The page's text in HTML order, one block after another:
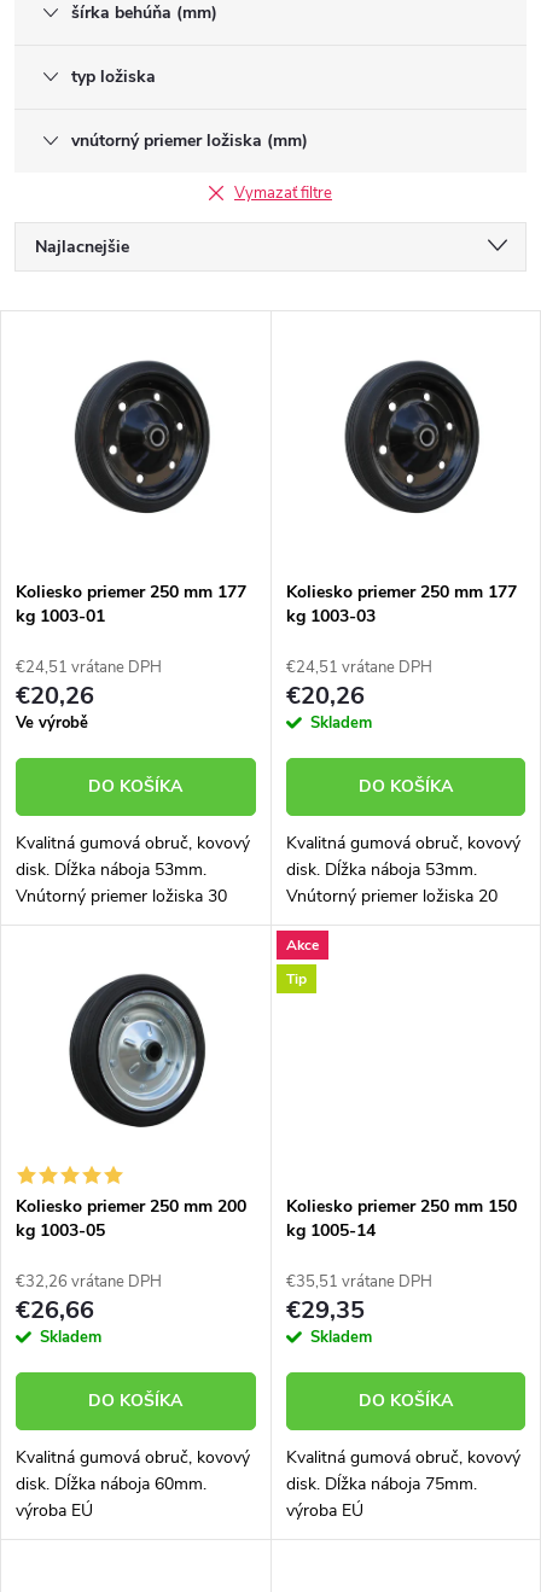
šírka behúňa (mm)
typ ložiska
vnútorný priemer ložiska (mm)
Vymazať filtre
R
a
e
p
r
o
d
u
v
Najlacnejšie
Abecedne
s
p
r
o
d
u
k
Koliesko priemer 250 mm 177
kg 1003-01
€24,51 vrátane DPH
€20,26
Ve výrobě
DO KOŠÍKA
Kvalitná gumová obruč, kovový
disk. Dĺžka náboja 53mm.
Vnútorný priemer ložiska 30
mm. Vhodné okrem iného na
a pod. výroba EÚ
Koliesko priemer 250 mm 177
kg 1003-03
€24,51 vrátane DPH
€20,26
Skladem
DO KOŠÍKA
Kvalitná gumová obruč, kovový
disk. Dĺžka náboja 53mm.
Vnútorný priemer ložiska 20
mm. Vhodné okrem iného na
štiepačky, kompresory, zváračky
a pod. výroba EÚ
Koliesko priemer 250 mm 200
kg 1003-05
€32,26 vrátane DPH
€26,66
Skladem
DO KOŠÍKA
Kvalitná gumová obruč, kovový
disk. Dĺžka náboja 60mm.
výroba EÚ
Akce
Tip
Koliesko priemer 250 mm 150
kg 1005-14
€35,51 vrátane DPH
€29,35
Skladem
DO KOŠÍKA
Kvalitná gumová obruč, kovový
disk. Dĺžka náboja 75mm.
výroba EÚ